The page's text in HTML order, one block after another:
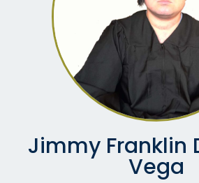
Jimmy Franklin
Vega